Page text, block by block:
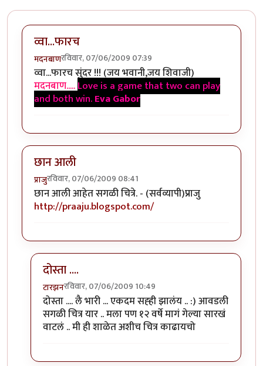
व्वा...फारच
मदनबाणरविवार, 07/06/2009 07:39
व्वा...फारच सुंदर !!! (जय भवानी,जय शिवाजी)
मदनबाण.....Love is a game that two can play
and both win.Eva Gabor
छान आली
प्राजुरविवार, 07/06/2009 08:41
छान आली आहेत सगळी चित्रे. - (सर्वव्यापी)प्राजु
http://praaju.blogspot.com/
दोस्ता ....
टारझनरविवार, 07/06/2009 10:49
In reply toछान आलीbyप्राजु
दोस्ता .... लै भारी ... एकदम सह्ही झालंय .. :) आवडली
सगळी चित्र यार .. मला पण १२ वर्षे मागं गेल्या सारखं
वाटलं .. मी ही शाळेत अशीच चित्र काढायचो